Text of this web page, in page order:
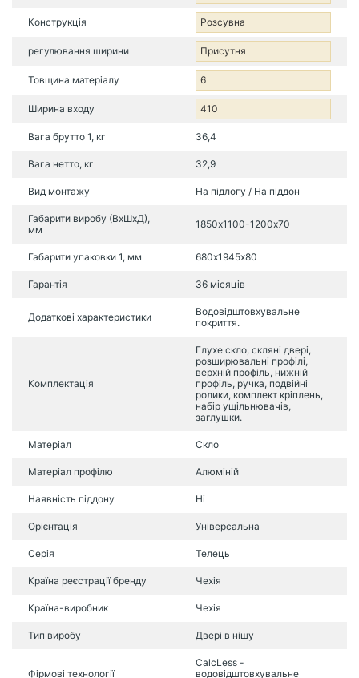
Конструкція Розсувна
регулювання ширини Присутня
Товщина матеріалу 6
Ширина входу 410
Вага брутто 1, кг 36,4
Вага нетто, кг 32,9
Вид монтажу На підлогу / На піддон
Габарити виробу (ВхШхД),
мм
1850х1100-1200х70
Габарити упаковки 1, мм 680х1945х80
Гарантія 36 місяців
Додаткові характеристики
Водовідштовхувальне
покриття.
Комплектація
Глухе скло, скляні двері,
розширювальні профілі,
верхній профіль, нижній
профіль, ручка, подвійні
ролики, комплект кріплень,
набір ущільнювачів,
заглушки.
Матеріал Скло
Матеріал профілю Алюміній
Наявність піддону Ні
Орієнтація Універсальна
Серія Телець
Країна реєстрації бренду Чехія
Країна-виробник Чехія
Тип виробу Двері в нішу
Фірмові технології
CalcLess -
водовідштовхувальне